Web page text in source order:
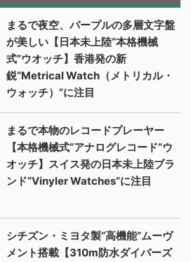
まるで夜空、パープルの多層文字盤
が美しい【日本未上陸“本格機械
式”ウオッチ】香港発の新
鋭“Metrical Watch（メトリカル・
ウォッチ）”に注目
まるで本物のレコードプレーヤー
【本格機械式“アナログレコード”ウ
オッチ】スイス発の日本未上陸ブラ
ンド“Vinyler Watches”に注目
シチズン・ミヨタ製“高機能”ムーヴ
メント搭載【310m防水ダイバーズ